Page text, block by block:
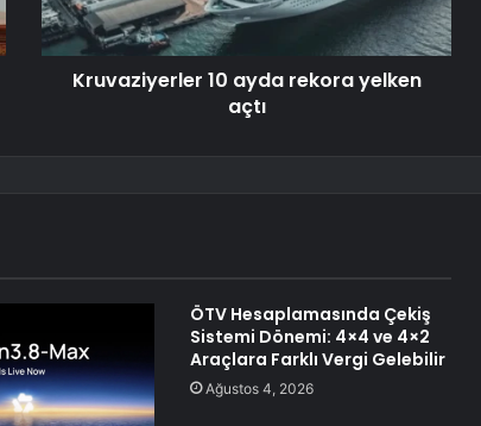
Kruvaziyerler 10 ayda rekora yelken
açtı
ÖTV Hesaplamasında Çekiş
Sistemi Dönemi: 4×4 ve 4×2
Araçlara Farklı Vergi Gelebilir
Ağustos 4, 2026